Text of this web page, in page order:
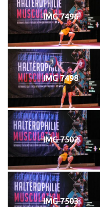
IMG 7496
IMG 7498
IMG 7502
IMG 7503